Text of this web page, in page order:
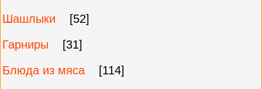
Шашлыки
[52]
Гарниры
[31]
Блюда из мяса
[114]